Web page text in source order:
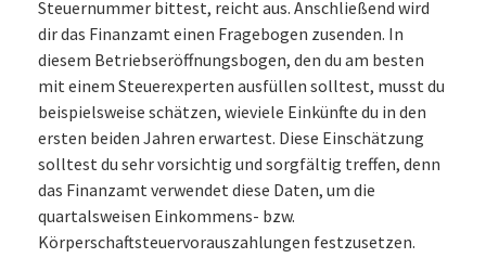
Steuernummer bittest, reicht aus. Anschließend wird
dir das Finanzamt einen Fragebogen zusenden. In
diesem Betriebseröffnungsbogen, den du am besten
mit einem Steuerexperten ausfüllen solltest, musst du
beispielsweise schätzen, wieviele Einkünfte du in den
ersten beiden Jahren erwartest. Diese Einschätzung
solltest du sehr vorsichtig und sorgfältig treffen, denn
das Finanzamt verwendet diese Daten, um die
quartalsweisen Einkommens- bzw.
Körperschaftsteuervorauszahlungen festzusetzen.